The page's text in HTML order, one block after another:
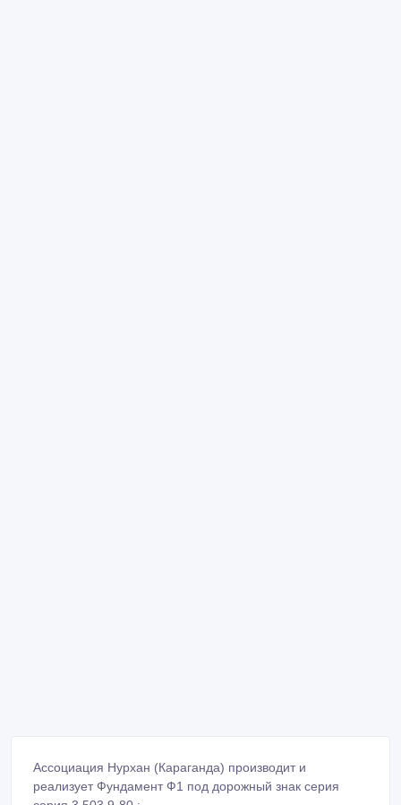
Ассоциация Нурхан (Караганда) производит и
реализует Фундамент Ф1 под дорожный знак серия